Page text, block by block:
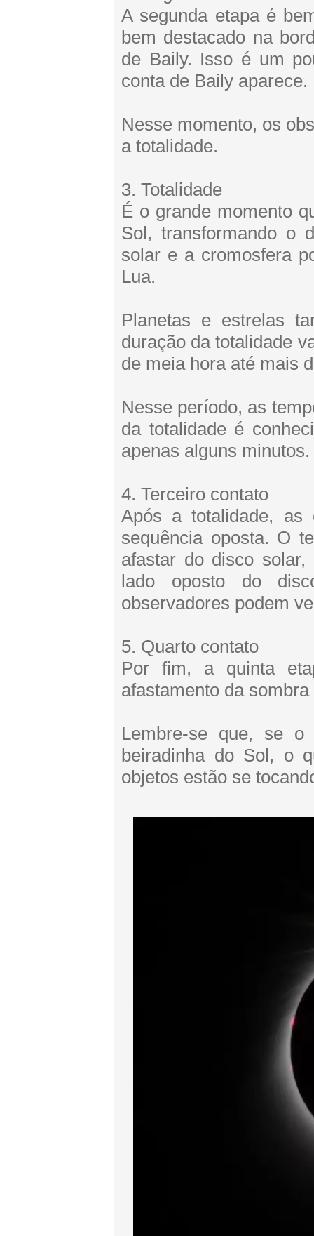
A segunda etapa é
bem destacado na
de Baily. Isso é um
conta de Baily aparece.
Nesse momento, os
a totalidade.
3. Totalidade
É o grande momento
Sol, transformando o
solar e a cromosfera
Lua.
Planetas e estrelas
duração da totalidade
de meia hora até mais
Nesse período, as
da totalidade é
apenas alguns minutos.
4. Terceiro contato
Após a totalidade, as
sequência oposta. O
afastar do disco
lado oposto do
observadores podem
5. Quarto contato
Por fim, a quinta
afastamento da
Lembre-se que, se
beiradinha do Sol, o
objetos estão se